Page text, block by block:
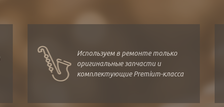
Используем в ремонте только
оригинальные запчасти и
комплектующие Premium-класса